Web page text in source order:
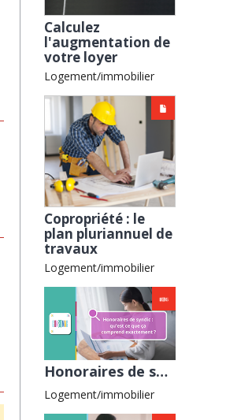
Calculez
l'augmentation de
votre loyer
Logement/immobilier
Copropriété : le
plan pluriannuel de
travaux
Logement/immobilier
Honoraires de syndic : qu’est-ce que ça comprend exactement ? avec la CLCV
Logement/immobilier